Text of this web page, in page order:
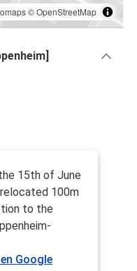
©OpenStreetMap
15th of June
100m
to the
Google